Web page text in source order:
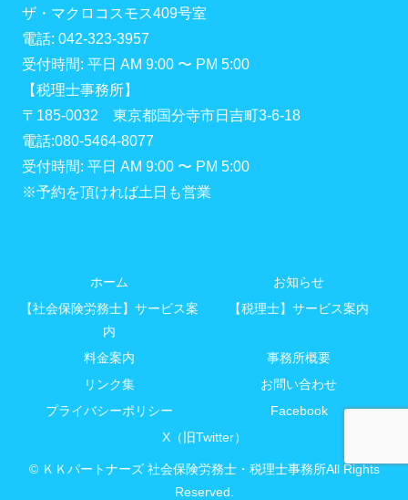
ザ・マクロコスモス409号室
電話: 042-323-3957
受付時間: 平日 AM 9:00 〜 PM 5:00
【税理士事務所】
〒185-0032 東京都国分寺市日吉町3-6-18
電話:080-5464-8077
受付時間: 平日 AM 9:00 〜 PM 5:00
※予約を頂ければ土日も営業
ホーム
お知らせ
【社会保険労務士】サービス案
内
【税理士】サービス案内
料金案内
事務所概要
リンク集
お問い合わせ
プライバシーポリシー
Facebook
X（旧Twitter）
© ＫＫパートナーズ 社会保険労務士・税理士事務所All Rights
Reserved.